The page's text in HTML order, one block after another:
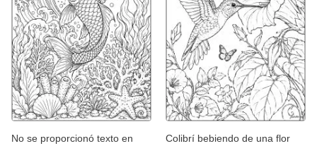
No se proporcionó texto en
Colibrí bebiendo de una flor